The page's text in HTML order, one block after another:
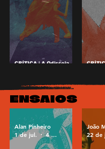
CRÍTICA | A Odisseia
ENSAIOS
Alan Pinheiro
1 de jul.
4 min de leitura
João
22 de